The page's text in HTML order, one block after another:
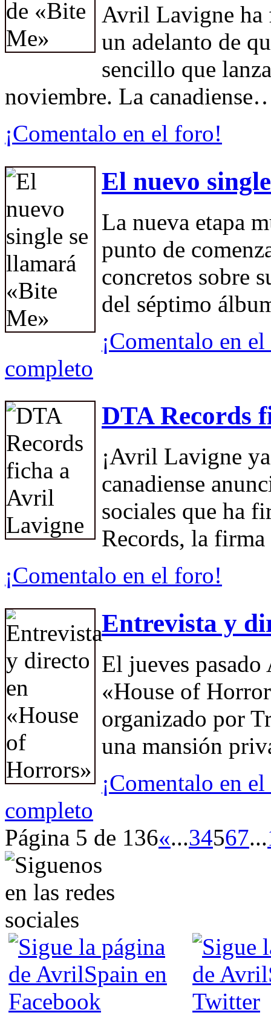
Avril Lavigne ha
un adelanto de
sencillo que
noviembre. La
¡Comentalo en el foro!
El nuevo
La nueva etapa
punto de
concretos sobre
del séptimo
¡Comentalo en
completo
DTA Records
¡Avril Lavigne
canadiense
sociales que ha
Records, la
¡Comentalo en el foro!
Entrevista y
El jueves
«House of
organizado por
una mansión
¡Comentalo en
completo
Página 5 de 136«...34567...